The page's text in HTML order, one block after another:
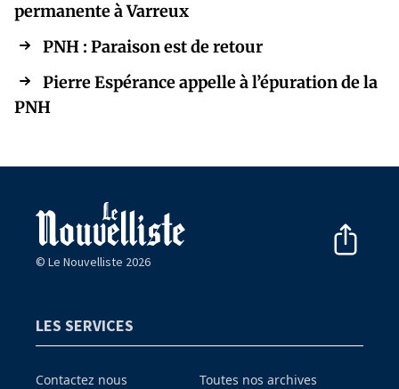
permanente à Varreux
PNH : Paraison est de retour
Pierre Espérance appelle à l’épuration de la
PNH
© Le Nouvelliste 2026
LES SERVICES
Contactez nous
Toutes nos archives